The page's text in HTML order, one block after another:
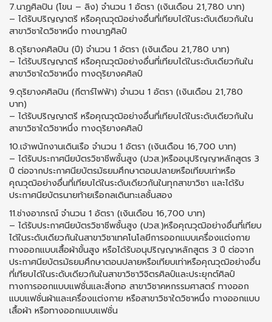
7.นาฏศิลปิน (โขน – ลิง) จำนวน 1 อัตรา (เงินเดือน 21,780 บาท)
– ได้รับปริญญาตรี หรือคุณวุฒิอย่างอื่นที่เทียบได้ในระดับเดียวกันใน
สาขาวิชาใดวิชาหนึ่ง ทางนาฏศิลป์
8.ดุริยางคศิลปิน (ปี) จำนวน 1 อัตรา (เงินเดือน 21,780 บาท)
– ได้รับปริญญาตรี หรือคุณวุฒิอย่างอื่นที่เทียบได้ในระดับเดียวกันใน
สาขาวิชาใดวิชาหนึ่ง ทางดุริยางคศิลป์
9.ดุริยางคศิลปิน (กีตาร์ไฟฟ้า) จำนวน 1 อัตรา (เงินเดือน 21,780
บาท)
– ได้รับปริญญาตรี หรือคุณวุฒิอย่างอื่นที่เทียบได้ในระดับเดียวกันใน
สาขาวิชาใดวิชาหนึ่ง ทางดุริยางคศิลป์
10.เจ้าพนักงานเดินเรือ จำนวน 1 อัตรา (เงินเดือน 16,700 บาท)
– ได้รับประกาศนียบัตรวิชาชีพชั้นสูง (ปวส.)หรืออนุปริญญาหลักสูตร 3
ปี ต่อจากประกาศนียบัตรมัธยมศึกษาตอนปลายหรือเทียบเท่าหรือ
คุณวุฒิอย่างอื่นที่เทียบได้ในระดับเดียวกันในทุกสาขาวิชา และได้รับ
ประกาศนียบัตรนายท้ายเรือกลเดินทะเลชั้นสอง
11.ช่างอาภรณ์ จำนวน 1 อัตรา (เงินเดือน 16,700 บาท)
– ได้รับประกาศนียบัตรวิชาชีพชั้นสูง (ปวส.)หรือคุณวุฒิอย่างอื่นที่เทียบ
ได้ในระดับเดียวกันในสาขาวิชาเทคโนโลยีการออกแบบเครื่องแต่งกาย
ทางออกแบบเสื้อผ้าขั้นสูง หรือได้รับอนุปริญญาหลักสูตร 3 ปี ต่อจาก
ประกาศนียบัตรมัธยมศึกษาตอนปลายหรือเทียบเท่าหรือคุณวุฒิอย่างอื่น
ที่เทียบได้ในระดับเดียวกันในสาขาวิชาวิจิตรศิลป์และประยุกต์ศิลป์
ทางการออกแบบแฟชั่นและสิ่งทอ สาขาวิชาคหกรรมศาสตร์ ทางออก
แบบแฟชั่นผ้าและเครื่องแต่งกาย หรือสาขาวิชาใดวิชาหนึ่ง ทางออกแบบ
เสื้อผ้า หรือทางออกแบบแฟชั่น